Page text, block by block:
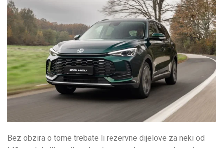
Bez obzira o tome trebate li rezervne dijelove za neki od